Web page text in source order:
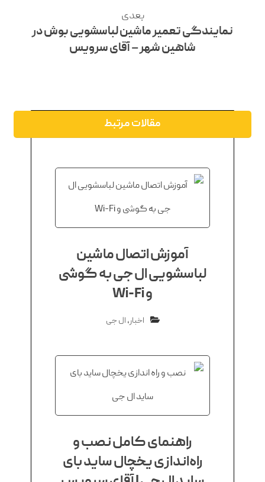
بعدی
نمایندگی تعمیر ماشین لباسشویی بوش در
شاهین‌ شهر – آقای سرویس
مقالات مرتبط
آموزش اتصال ماشین
لباسشویی ال جی به گوشی
و Wi-Fi
اخبار, ال جی
راهنمای کامل نصب و
راه‌اندازی یخچال ساید بای